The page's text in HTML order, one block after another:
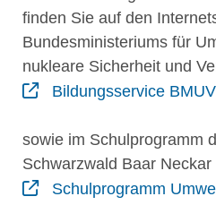
finden Sie auf den
Bundesministeriums für
nukleare Sicherheit und
Bildungsservice BMUV
sowie im Schulprogramm
Schwarzwald Baar Neckar
Schulprogramm